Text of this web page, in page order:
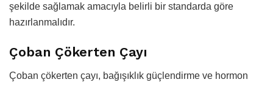
şekilde sağlamak amacıyla belirli bir standarda göre
hazırlanmalıdır.
Çoban Çökerten Çayı
Çoban çökerten çayı, bağışıklık güçlendirme ve hormon